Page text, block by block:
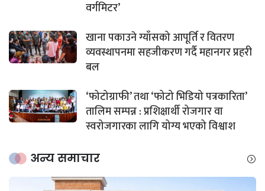
वर्गमिटर’
खाना पकाउने ग्याँसको आपूर्ति र वितरण
व्यवस्थापनमा सहजीकरण गर्दै महानगर प्रहरी
बल
‘फोटोग्राफी’ तथा ‘फोटो भिडियो पत्रकारिता’
तालिम सम्पन्न : प्रशिक्षार्थी रोजगार वा
स्वरोजगारका लागि योग्य भएको विश्वाश
अन्य समाचार